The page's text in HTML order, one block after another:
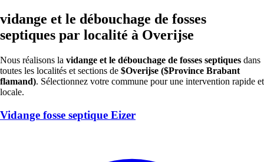
vidange et le débouchage de fosses
septiques par localité à Overijse
Nous réalisons la vidange et le débouchage de fosses septiques dans
toutes les localités et sections de $Overijse ($Province Brabant
flamand). Sélectionnez votre commune pour une intervention rapide et
locale.
Vidange fosse septique Eizer